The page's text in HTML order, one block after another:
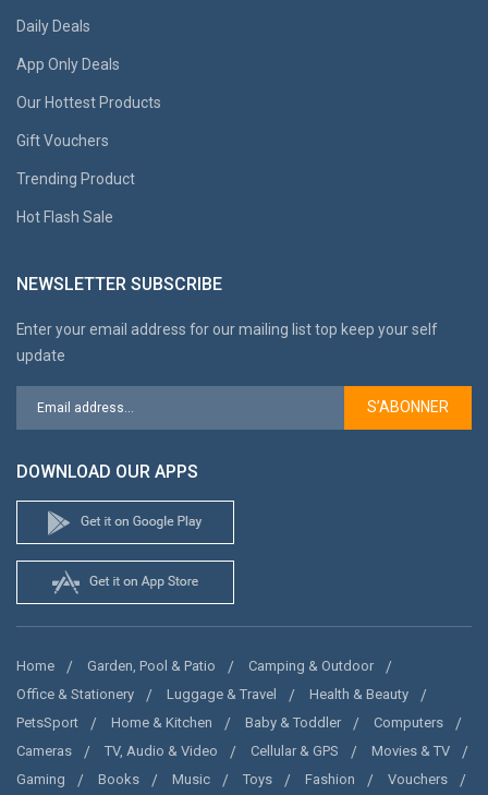
Daily Deals
App Only Deals
Our Hottest Products
Gift Vouchers
Trending Product
Hot Flash Sale
NEWSLETTER SUBSCRIBE
Enter your email address for our mailing list top keep your self
update
S’ABONNER
DOWNLOAD OUR APPS
Home Garden, Pool & Patio
Camping & Outdoor
Office & Stationery
Luggage & Travel
Health & Beauty
PetsSport
Home & Kitchen Baby & Toddler
Computers
Cameras
TV, Audio & Video Cellular & GPS
Movies & TV
Gaming
Books Music Toys Fashion Vouchers